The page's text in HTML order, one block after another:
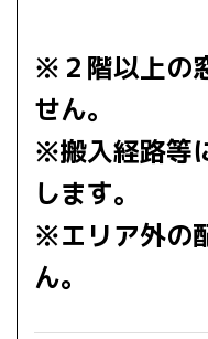
※２階以上の
せん。
※搬入経路等
します。
※エリア外の
ん。